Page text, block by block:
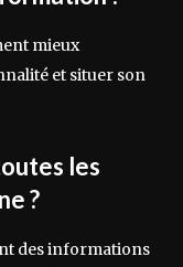
mieux
et situer son
les
?
des informations